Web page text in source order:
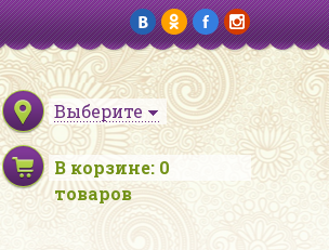
Выберите
В корзине: 0
товаров